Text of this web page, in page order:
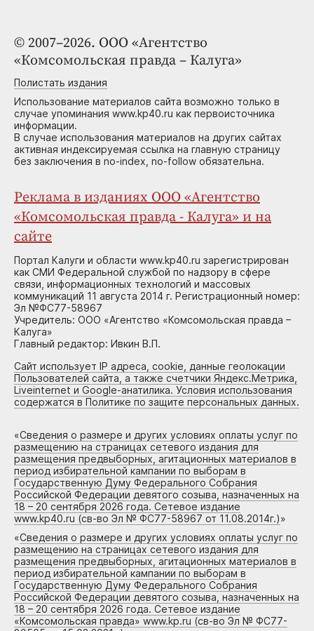
© 2007–2026. ООО «Агентство
«Комсомольская правда – Калуга»
Полистать издания
Использование материалов сайта возможно только в
случае упоминания www.kp40.ru как первоисточника
информации.
В случае использования материалов на других сайтах
активная индексируемая ссылка на главную страницу
без заключения в no-index, no-follow обязательна.
Реклама в изданиях ООО «Агентство
«Комсомольская правда - Калуга» и на
сайте
Портал Калуги и области www.kp40.ru зарегистрирован
как СМИ Федеральной службой по надзору в сфере
связи, информационных технологий и массовых
коммуникаций 11 августа 2014 г. Регистрационный номер:
Эл №ФС77-58967
Учредитель: ООО «Агентство «Комсомольская правда –
Калуга»
Главный редактор: Ивкин В.П.
Сайт использует IP адреса, cookie, данные геолокации
Пользователей сайта, а также счетчики Яндекс.Метрика,
Liveinternet и Google-анатилика. Условия использования
содержатся в Политике по защите персональных данных.
«Сведения о размере и других условиях оплаты услуг по
размещению на страницах сетевого издания для
размещения предвыборных, агитационных материалов в
период избирательной кампании по выборам в
Государственную Думу Федерального Собрания
Российской Федерации девятого созыва, назначенных на
18 – 20 сентября 2026 года. Сетевое издание
www.kp40.ru (св-во Эл № ФС77-58967 от 11.08.2014г.)»
«Сведения о размере и других условиях оплаты услуг по
размещению на страницах сетевого издания для
размещения предвыборных, агитационных материалов в
период избирательной кампании по выборам в
Государственную Думу Федерального Собрания
Российской Федерации девятого созыва, назначенных на
18 – 20 сентября 2026 года. Сетевое издание
«Комсомольская правда» www.kp.ru (св-во Эл № ФС77-